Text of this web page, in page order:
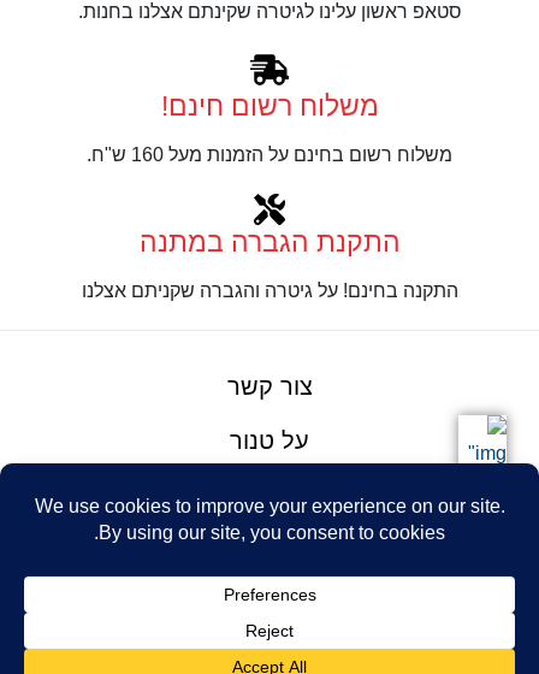
סטאפ ראשון עלינו לגיטרה שקינתם אצלנו בחנות.
משלוח רשום חינם!
משלוח רשום בחינם על הזמנות מעל 160 ש"ח.
התקנת הגברה במתנה
התקנה בחינם! על גיטרה והגברה שקניתם אצלנו
צור קשר
על טנור
תנאים והגבלות
© Tenor Music
Ltd
Design: Eshel
Haim
נינטאי